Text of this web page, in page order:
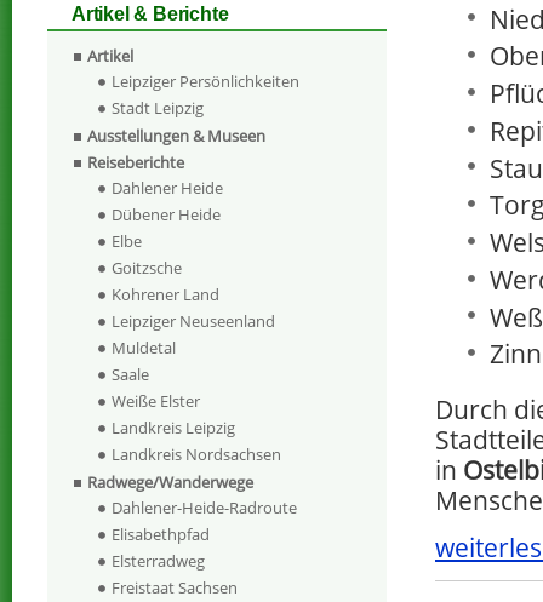
Durch
in
Artikel & Berichte
Artikel
Leipziger Persönlichkeiten
Stadt Leipzig
Ausstellungen & Museen
Reiseberichte
Dahlener Heide
Dübener Heide
Elbe
Goitzsche
Kohrener Land
Leipziger Neuseenland
Muldetal
Saale
Weiße Elster
Landkreis Leipzig
Landkreis Nordsachsen
Radwege/Wanderwege
Dahlener-Heide-Radroute
Elisabethpfad
Elsterradweg
Freistaat Sachsen